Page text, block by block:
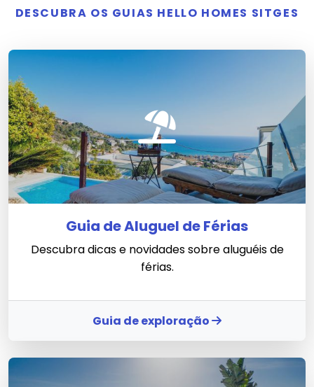
DESCUBRA OS GUIAS HELLO HOMES SITGES
Guia de Aluguel de Férias
Descubra dicas e novidades sobre aluguéis de
férias.
Guia de exploração